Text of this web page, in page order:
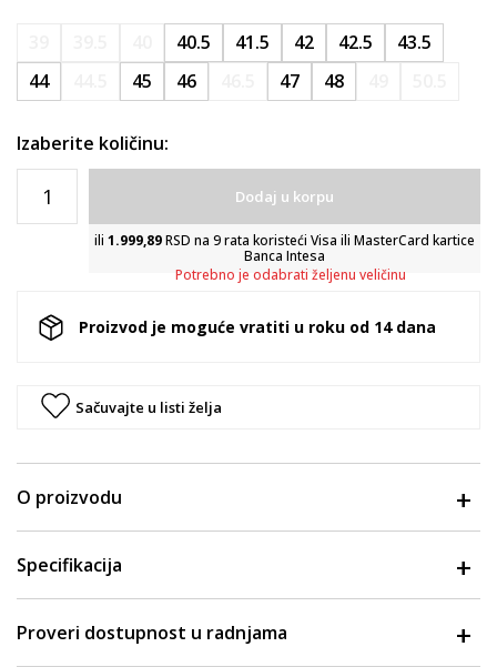
40.5 41.5 42 42.5
43.5
44
45 46 47 48
Izaberite količinu:
Dodaj u korpu
ili 1.999,89RSD na 9 rata koristeći Visa ili MasterCard kartice
Banca Intesa
Potrebno je odabrati željenu veličinu
Proizvod je moguće vratiti u roku od 14 dana
Sačuvajte u listi želja
O proizvodu
Specifikacija
Proveri dostupnost u radnjama